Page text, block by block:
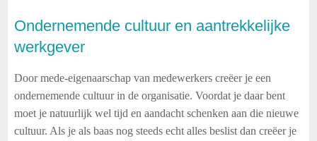
Ondernemende cultuur en aantrekkelijke
werkgever
Door mede-eigenaarschap van medewerkers creëer je een
ondernemende cultuur in de organisatie. Voordat je daar bent
moet je natuurlijk wel tijd en aandacht schenken aan die nieuwe
cultuur. Als je als baas nog steeds echt alles beslist dan creëer je